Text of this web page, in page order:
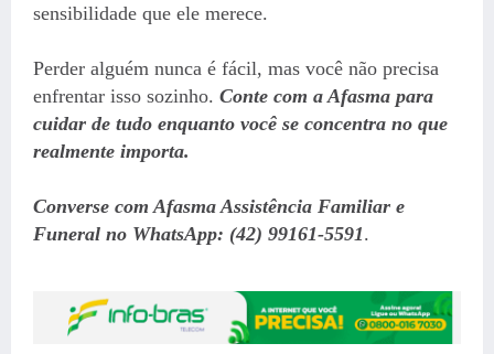
sensibilidade que ele merece.
Perder alguém nunca é fácil, mas você não precisa
enfrentar isso sozinho. Conte com a Afasma para
cuidar de tudo enquanto você se concentra no que
realmente importa.
Converse com Afasma Assistência Familiar e
Funeral no WhatsApp: (42) 99161-5591.